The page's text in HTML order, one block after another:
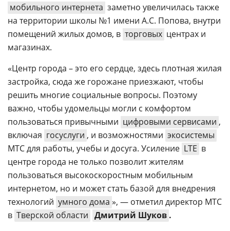
мобильного интернета заметно увеличилась также
на территории школы №1 имени А.С. Попова, внутри
помещений жилых домов, в торговых центрах и
магазинах.
«Центр города – это его сердце, здесь плотная жилая
застройка, сюда же горожане приезжают, чтобы
решить многие социальные вопросы. Поэтому
важно, чтобы удомельцы могли с комфортом
пользоваться привычными цифровыми сервисами ,
включая госуслуги , и возможностями экосистемы
МТС для работы, учебы и досуга. Усиление LTE в
центре города не только позволит жителям
пользоваться высокоскоростным мобильным
интернетом, но и может стать базой для внедрения
технологий умного дома », — отметил директор МТС
в Тверской области Дмитрий Шуков .